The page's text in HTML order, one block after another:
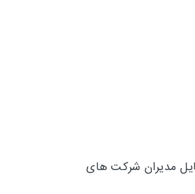
مدیران شرکت های